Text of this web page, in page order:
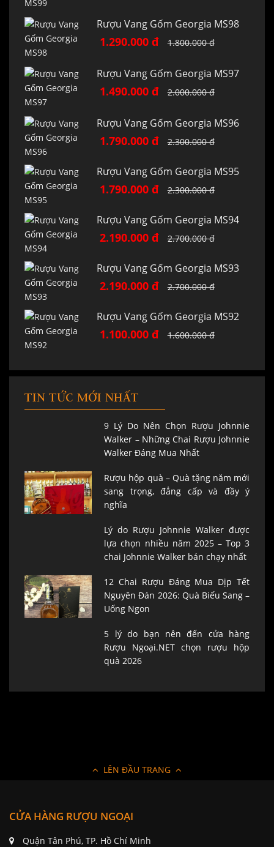
Rượu Vang Gốm Georgia MS98
1.290.000 đ 1.800.000 đ
Rượu Vang Gốm Georgia MS97
1.490.000 đ 2.000.000 đ
Rượu Vang Gốm Georgia MS96
1.790.000 đ 2.300.000 đ
Rượu Vang Gốm Georgia MS95
1.790.000 đ 2.300.000 đ
Rượu Vang Gốm Georgia MS94
2.190.000 đ 2.700.000 đ
Rượu Vang Gốm Georgia MS93
2.190.000 đ 2.700.000 đ
Rượu Vang Gốm Georgia MS92
1.100.000 đ 1.600.000 đ
TIN TỨC MỚI NHẤT
9 Lý Do Nên Chọn Rượu Johnnie
Walker – Những Chai Rượu Johnnie
Walker Đáng Mua Nhất
Rượu hộp quà – Quà tặng năm mới
sang trọng, đẳng cấp và đầy ý
nghĩa
Lý do Rượu Johnnie Walker được
lựa chọn nhiều năm 2025 – Top 3
chai Johnnie Walker bán chạy nhất
12 Chai Rượu Đáng Mua Dịp Tết
Nguyên Đán 2026: Quà Biếu Sang –
Uống Ngon
5 lý do bạn nên đến cửa hàng
Rượu Ngoại.NET chọn rượu hộp
quà 2026
LÊN ĐẦU TRANG
CỬA HÀNG RƯỢU NGOẠI
Quận Tân Phú, TP. Hồ Chí Minh